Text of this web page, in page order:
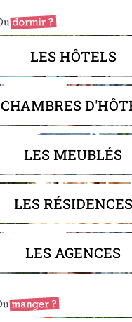
LES HÔTELS
CHAMBRES
LES MEUBLÉS
LES RÉSIDENCES
LES AGENCES